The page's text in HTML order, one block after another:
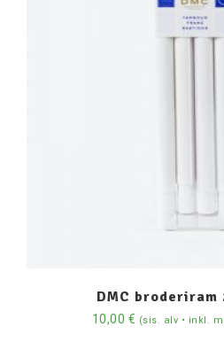
DMC broderiram
10,00 € (sis. alv • inkl.